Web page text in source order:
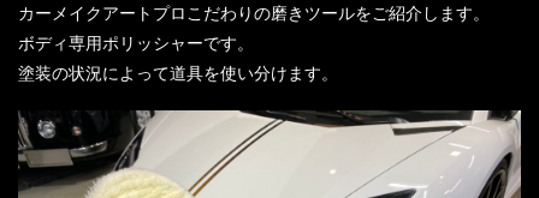
カーメイクアートプロこだわりの磨きツールをご紹介します。
ボディ専用ポリッシャーです。
塗装の状況によって道具を使い分けます。